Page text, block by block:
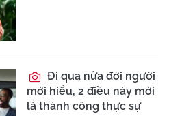
Đi qua nửa đời người
mới hiểu, 2 điều này mới
là thành công thực sự